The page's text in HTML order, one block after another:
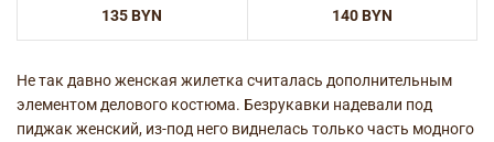
BYN BYN
Не так давно женская жилетка считалась дополнительным
элементом делового костюма. Безрукавки надевали под
пиджак женский, из-под него виднелась только часть модного